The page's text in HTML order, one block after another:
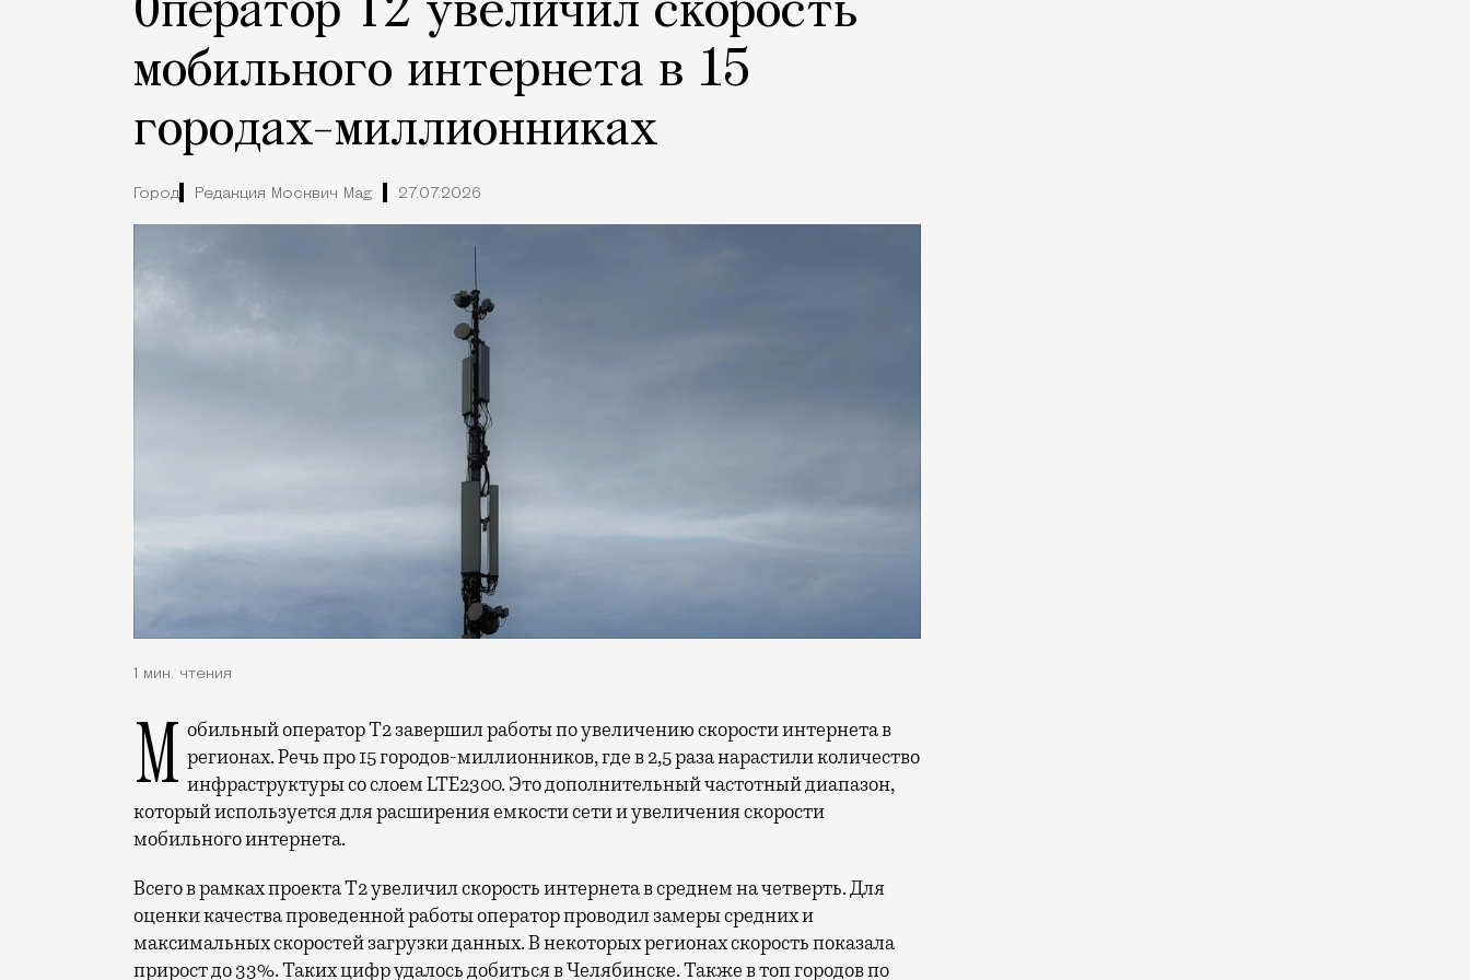
Оператор Т2 увеличил скорость
мобильного интернета в 15
городах-миллионниках
Город Редакция Москвич Mag 27.07.2026
1 мин. чтения
Мобильный оператор Т2 завершил работы по увеличению скорости интернета в регионах. Речь про 15 городов-миллионников, где в 2,5 раза нарастили количество
инфраструктуры со слоем LTE2300. Это дополнительный частотный диапазон,
который используется для расширения емкости сети и увеличения скорости
мобильного интернета.
Всего в рамках проекта Т2 увеличил скорость интернета в среднем на четверть. Для
оценки качества проведенной работы оператор проводил замеры средних и
максимальных скоростей загрузки данных. В некоторых регионах скорость показала
прирост до 33%. Таких цифр удалось добиться в Челябинске. Также в топ городов по